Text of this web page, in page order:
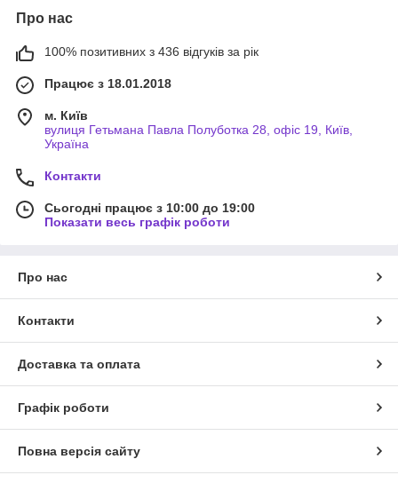
Про нас
100% позитивних з 436 відгуків за рік
Працює з 18.01.2018
м. Київ
вулиця Гетьмана Павла Полуботка 28, офіс 19, Київ,
Україна
Контакти
Сьогодні працює з 10:00 до 19:00
Показати весь графік роботи
Про нас
Контакти
Доставка та оплата
Графік роботи
Повна версія сайту